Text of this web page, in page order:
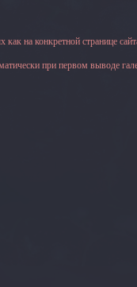
как на конкретной странице
при первом выводе